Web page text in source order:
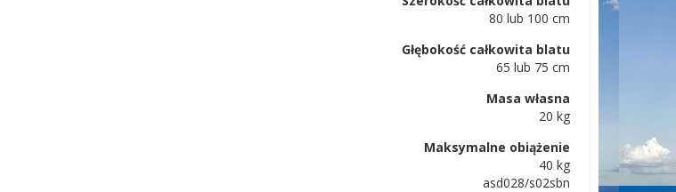
80 lub 100 cm
Głębokość całkowita blatu
65 lub 75 cm
Masa własna
20 kg
Maksymalne obiążenie
40 kg
asd028/s02sbn